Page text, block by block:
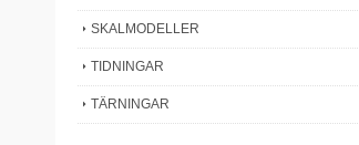
SKALMODELLER
TIDNINGAR
TÄRNINGAR